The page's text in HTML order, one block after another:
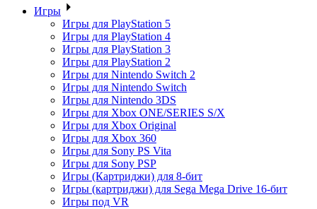
Игры
Игры для PlayStation 5
Игры для PlayStation 4
Игры для PlayStation 3
Игры для PlayStation 2
Игры для Nintendo Switch 2
Игры для Nintendo Switch
Игры для Nintendo 3DS
Игры для Xbox ONE/SERIES S/X
Игры для Xbox Original
Игры для Xbox 360
Игры для Sony PS Vita
Игры для Sony PSP
Игры (Картриджи) для 8-бит
Игры (картриджи) для Sega Mega Drive 16-бит
Игры под VR